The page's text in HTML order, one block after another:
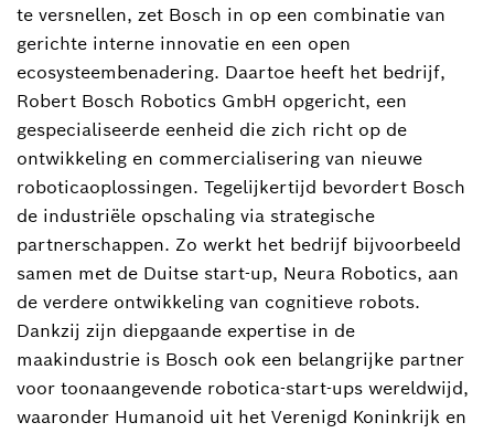
te versnellen, zet Bosch in op een combinatie van
gerichte interne innovatie en een open
ecosysteembenadering. Daartoe heeft het bedrijf,
Robert Bosch Robotics GmbH opgericht, een
gespecialiseerde eenheid die zich richt op de
ontwikkeling en commercialisering van nieuwe
roboticaoplossingen. Tegelijkertijd bevordert Bosch
de industriële opschaling via strategische
partnerschappen. Zo werkt het bedrijf bijvoorbeeld
samen met de Duitse start-up, Neura Robotics, aan
de verdere ontwikkeling van cognitieve robots.
Dankzij zijn diepgaande expertise in de
maakindustrie is Bosch ook een belangrijke partner
voor toonaangevende robotica-start-ups wereldwijd,
waaronder Humanoid uit het Verenigd Koninkrijk en